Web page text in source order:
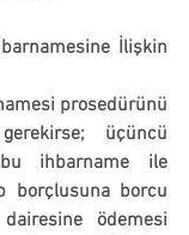
İlişkin
üçüncü
ihbarname ile
borçlusuna borcu
ödemesi